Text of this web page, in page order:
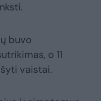
buvo
o 11
vaistai.